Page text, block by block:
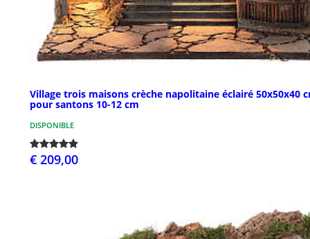
Village trois maisons crèche napolitaine éclairé 50x50x40
pour santons 10-12 cm
DISPONIBLE
€ 209,00